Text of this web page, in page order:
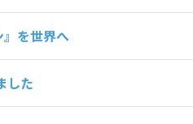
を世界へ
した